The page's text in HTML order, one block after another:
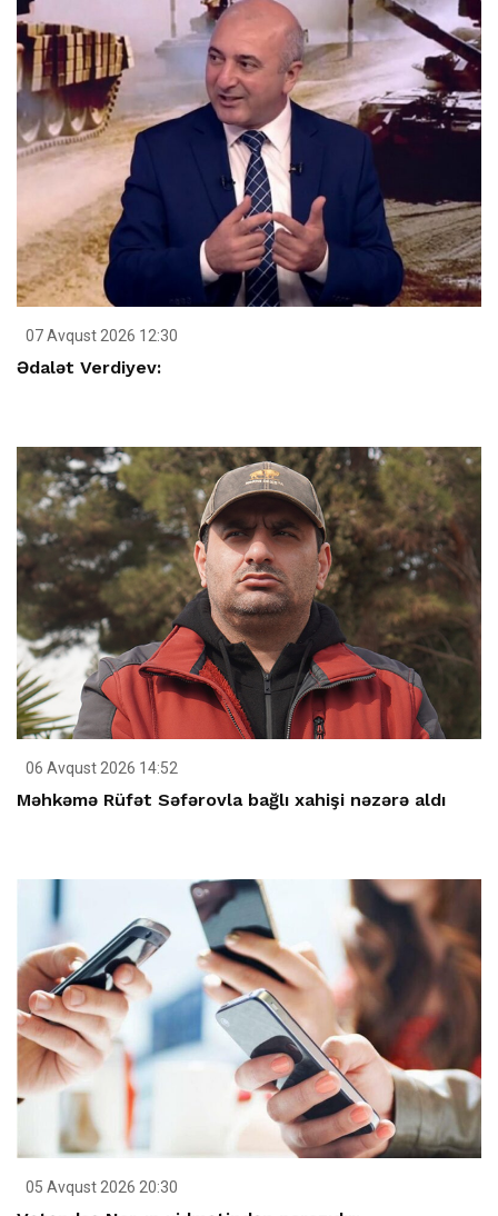
07 Avqust 2026 12:30
Ədalət Verdiyev:
06 Avqust 2026 14:52
Məhkəmə Rüfət Səfərovla bağlı xahişi nəzərə aldı
05 Avqust 2026 20:30